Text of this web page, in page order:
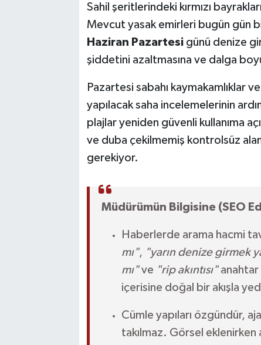
Sahil şeritlerindeki kırmızı
Mevcut yasak emirleri bugün gün
Haziran Pazartesigünü denize
şiddetini azaltmasına ve dalga
Pazartesi sabahı kaymakamlıklar
yapılacak saha incelemelerinin
plajlar yeniden güvenli kullanıma
ve duba çekilmemiş kontrolsüz
gerekiyor.
Müdürümün Bilgisine (SEO
Haberlerde arama hacmi
mı", "yarın denize girmek
mı"ve "rip akıntısı"anahtar
içerisine doğal bir akışla
Cümle yapıları özgündür,
takılmaz. Görsel eklenirken